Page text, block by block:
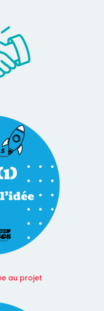
au projet